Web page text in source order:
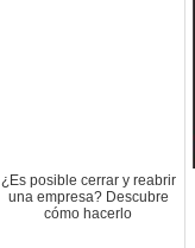
¿Es posible cerrar y reabrir
una empresa? Descubre
cómo hacerlo